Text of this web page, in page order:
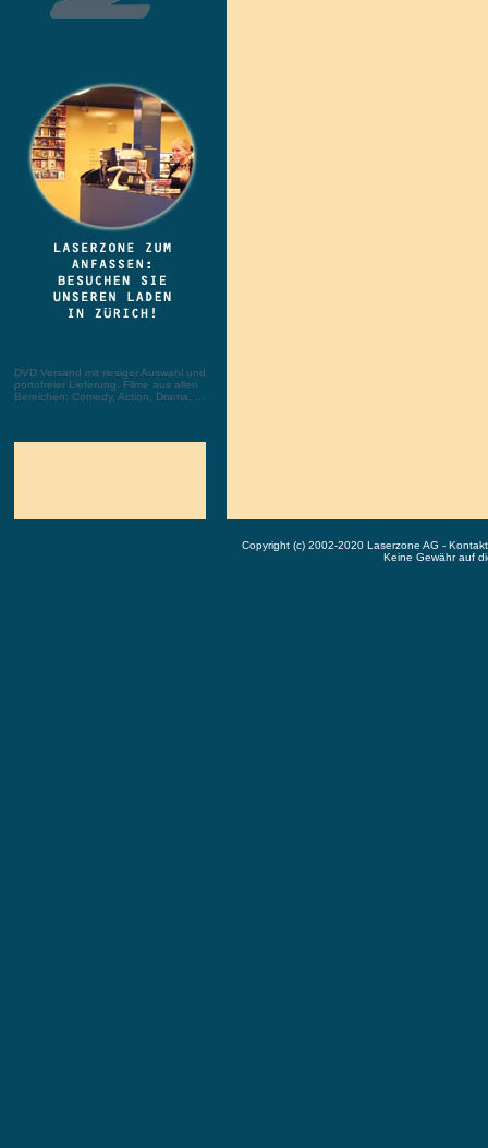
DVD Versand mit riesiger Auswahl und
portofreier Lieferung. Filme aus allen
Bereichen: Comedy, Action, Drama, ...
Copyright (c) 2002-2020 Laserzone AG -
Keine Gewähr auf